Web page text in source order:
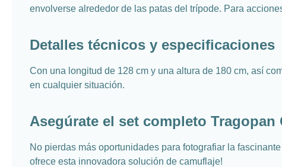
envolverse alrededor de las patas del trípode. Para
Detalles técnicos y especificaciones
Con una longitud de 128 cm y una altura de 180 cm, así
en cualquier situación.
Asegúrate el set completo Tragopan
No pierdas más oportunidades para fotografiar la
ofrece esta innovadora solución de camuflaje!